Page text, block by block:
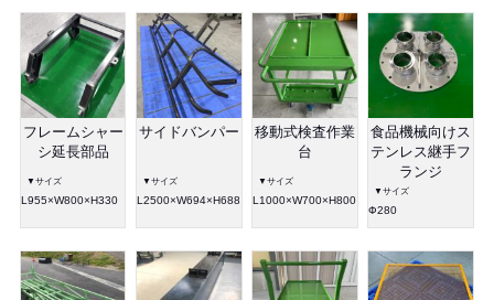
フレームシャー
シ延長部品
▼サイズ
L955×W800×H330
サイドバンパー
▼サイズ
L2500×W694×H688
移動式検査作業
台
▼サイズ
L1000×W700×H800
食品機械向けス
テンレス継手フ
ランジ
▼サイズ
Ф280